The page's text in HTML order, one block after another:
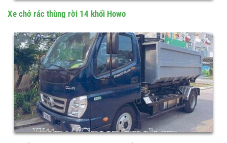
Xe chở rác thùng rời 14 khối Howo